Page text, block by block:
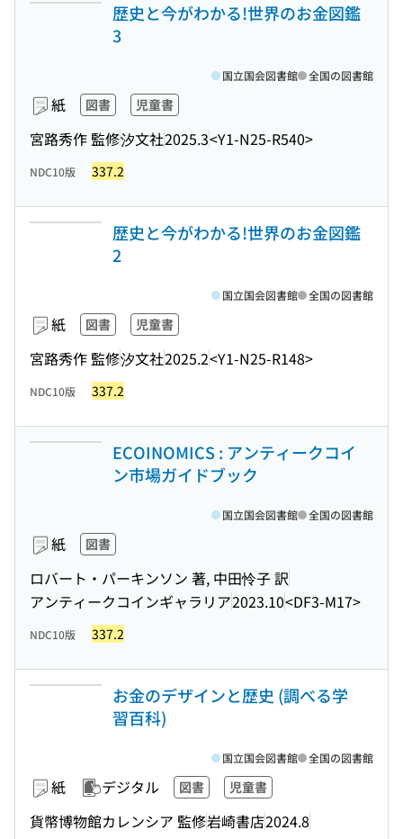
歴史と今がわかる!世界のお金図鑑
3
紙 図書 児童書
宮路秀作 監修汐文社2025.3<Y1-N25-R540>
国立国会図書館 全国の図書館
NDC10版 337.2
歴史と今がわかる!世界のお金図鑑
2
紙 図書 児童書
宮路秀作 監修汐文社2025.2<Y1-N25-R148>
国立国会図書館 全国の図書館
NDC10版 337.2
ECOINOMICS : アンティークコイ
ン市場ガイドブック
紙 図書
ロバート・パーキンソン 著, 中田怜子 訳
アンティークコインギャラリア2023.10<DF3-M17>
国立国会図書館 全国の図書館
NDC10版 337.2
お金のデザインと歴史 (調べる学
習百科)
紙 デジタル 図書 児童書
貨幣博物館カレンシア 監修岩崎書店2024.8
国立国会図書館 全国の図書館